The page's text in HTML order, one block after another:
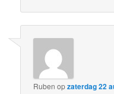
Ruben opzaterdag 22